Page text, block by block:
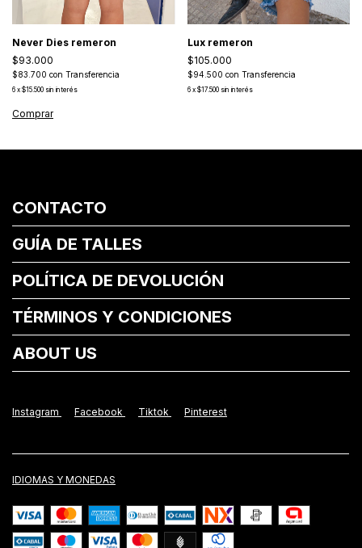
Never Dies remeron
$93.000
$83.700 con Transferencia
6 x $15.500 sin interés
Lux remeron
$105.000
$94.500 con Transferencia
6 x $17.500 sin interés
CONTACTO
GUÍA DE TALLES
POLÍTICA DE DEVOLUCIÓN
TÉRMINOS Y CONDICIONES
ABOUT US
Instagram Facebook Tiktok Pinterest
IDIOMAS Y MONEDAS